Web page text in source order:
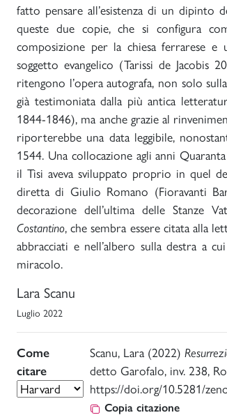
fatto pensare all’esistenza di un dipinto
queste due copie, che si configura
composizione per la chiesa ferrarese
soggetto evangelico (Tarissi de
ritengono l’opera autografa, non solo
già testimoniata dalla più antica
1844-1846), ma anche grazie al
riporterebbe una data leggibile,
1544. Una collocazione agli anni
il Tisi aveva sviluppato proprio in quel
diretta di Giulio Romano (Fioravanti
decorazione dell’ultima delle Stanze
Costantino, che sembra essere citata alla
abbracciati e nell’albero sulla destra a
miracolo.
Lara Scanu
Luglio 2022
Come
citare
Scanu, Lara (2022)
detto Garofalo, inv. 238,
https://doi.org/10.5281/
Copia citazione